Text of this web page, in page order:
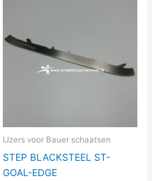
IJzers voor Bauer schaatsen
STEP BLACKSTEEL ST-
GOAL-EDGE
variaties.
Deze
worden
op